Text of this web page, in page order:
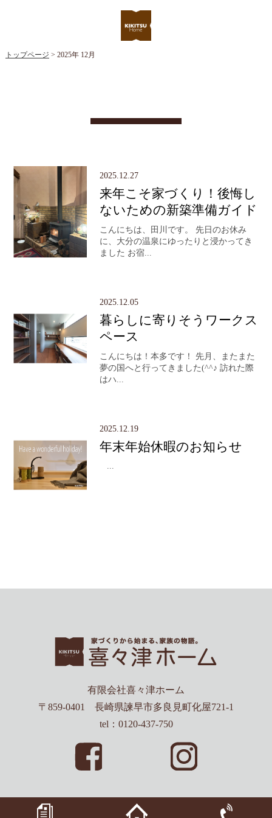
トップページ > 2025年 12月
2025.12.27
来年こそ家づくり！後悔し
ないための新築準備ガイド
こんにちは、田川です。 先日のお休み
に、大分の温泉にゆったりと浸かってき
ました お宿...
2025.12.05
暮らしに寄りそうワークス
ペース
こんにちは！本多です！ 先月、またまた
夢の国へと行ってきました(^^♪ 訪れた際
はハ...
2025.12.19
年末年始休暇のお知らせ
有限会社喜々津ホーム
〒859-0401 長崎県諫早市多良見町化屋721-1
tel：0120-437-750